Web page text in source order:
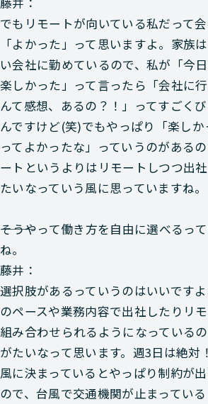
でもリモートが向いている私だって
「よかった」って思いますよ。家族
い会社に勤めているので、私が「今
楽しかった」って言ったら「会社に
んて感想、あるの？！」ってすごく
んですけど(笑)でもやっぱり「楽し
ってよかったな」っていうのがある
ートというよりはリモートしつつ出
たいなっていう風に思っていますね。
―――そうやって働き方を自由に選べるっ
ね。
藤井：
選択肢があるっていうのはいいです
のペースや業務内容で出社したりリ
組み合わせられるようになっている
がたいなって思います。週3日は絶対
風に決まっているとやっぱり制約が
ので、台風で交通機関が止まってい